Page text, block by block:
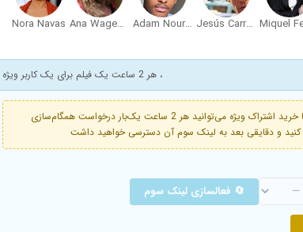
Jesús Carroza
Adam Nourou
Ana Wagener
Nora Navas
، هر 2 ساعت یک فیلم برای یک کاربر ویژه
فعال است. با خرید اشتراک ویژه می‌توانید هر 2 ساعت یک‌بار درخواست همگام‌سازی
🔄 فعالسازی لینک سوم